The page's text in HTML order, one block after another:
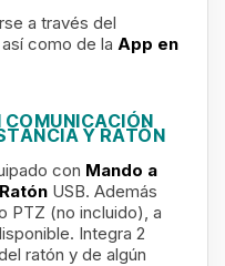
a través del
así como de la App en
Y RATÓN
con Mando a
Ratón USB. Además
PTZ (no incluido), a
Integra 2
ratón y de algún